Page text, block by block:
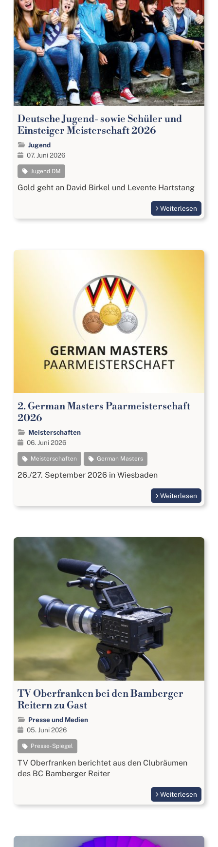
Deutsche Jugend- sowie Schüler und
Einsteiger Meisterschaft 2026
Jugend
07. Juni 2026
Jugend DM
Gold geht an David Birkel und Levente Hartstang
Weiterlesen
2. German Masters Paarmeisterschaft
2026
Meisterschaften
06. Juni 2026
Meisterschaften German Masters
26./27. September 2026 in Wiesbaden
Weiterlesen
TV Oberfranken bei den Bamberger
Reitern zu Gast
Presse und Medien
05. Juni 2026
Presse-Spiegel
TV Oberfranken berichtet aus den Clubräumen
des BC Bamberger Reiter
Weiterlesen